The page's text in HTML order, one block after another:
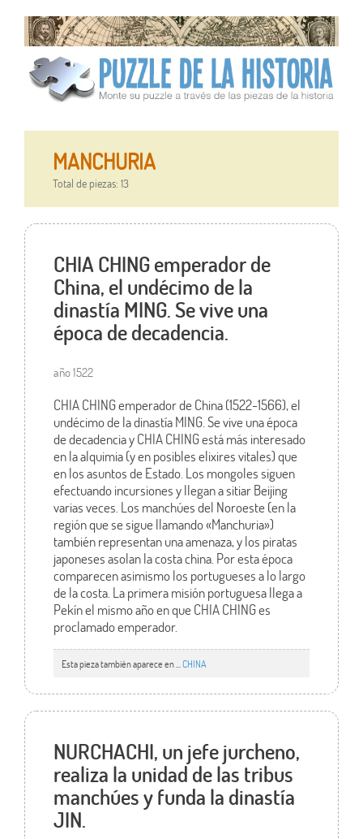
MANCHURIA
Total de piezas: 13
CHIA CHING emperador de
China, el undécimo de la
dinastía MING. Se vive una
época de decadencia.
año 1522
CHIA CHING emperador de China (1522-1566), el
undécimo de la dinastía MING. Se vive una época
de decadencia y CHIA CHING está más interesado
en la alquimia (y en posibles elixires vitales) que
en los asuntos de Estado. Los mongoles siguen
efectuando incursiones y llegan a sitiar Beijing
varias veces. Los manchúes del Noroeste (en la
región que se sigue llamando «Manchuria»)
también representan una amenaza, y los piratas
japoneses asolan la costa china. Por esta época
comparecen asimismo los portugueses a lo largo
de la costa. La primera misión portuguesa llega a
Pekín el mismo año en que CHIA CHING es
proclamado emperador.
Esta pieza también aparece en ... CHINA
NURCHACHI, un jefe jurcheno,
realiza la unidad de las tribus
manchúes y funda la dinastía
JIN.